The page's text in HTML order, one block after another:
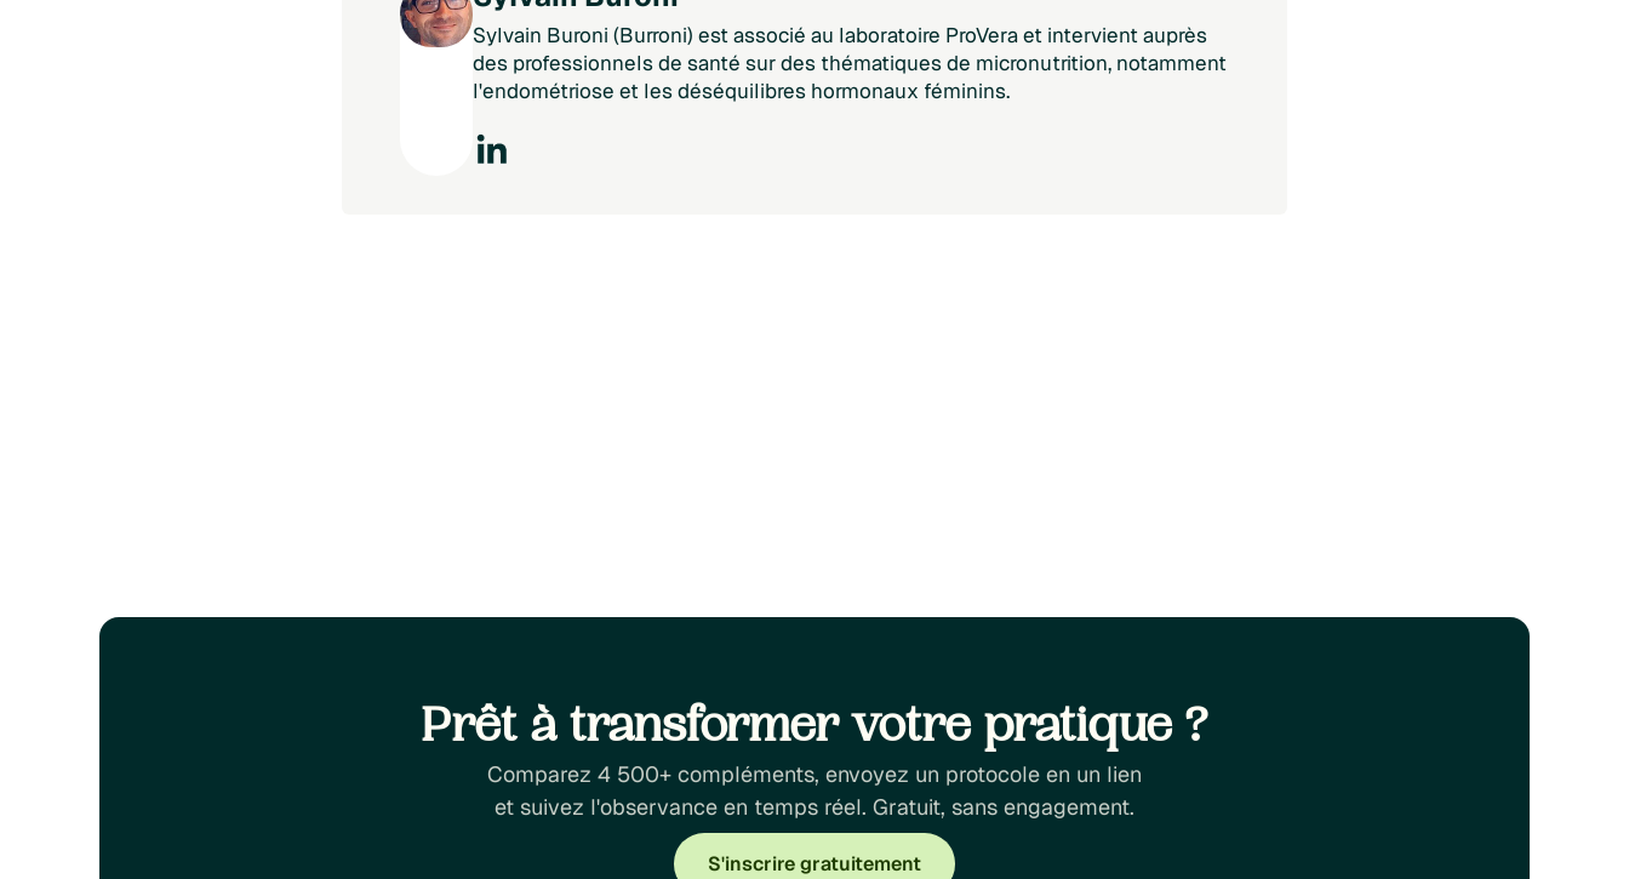
Sylvain Buroni (Burroni) est associé au laboratoire ProVera et intervient auprès
des professionnels de santé sur des thématiques de micronutrition, notamment
l'endométriose et les déséquilibres hormonaux féminins.
Prêt à transformer votre pratique ?
Comparez 4 500+ compléments, envoyez un protocole en un lien
et suivez l'observance en temps réel. Gratuit, sans engagement.
S'inscrire gratuitement